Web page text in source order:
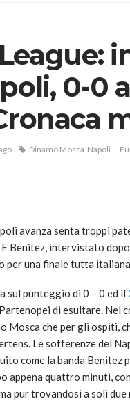
0-0
Dinamo Mosca-Napoli
avanza senta troppi
Benitez, intervistato
per una finale tutta
sul punteggio di 0 – 0 ed il
di esultare. Nel
Mosca che per gli ospiti,
Le sofferenze del
come la banda Benitez
appena quattro minuti,
pur trovandosi a soli
tagliaerba: quale
per il tuo
1 anno ago